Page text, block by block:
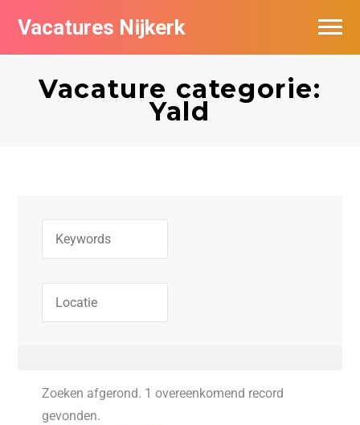
Vacatures Nijkerk
Vacature categorie:
Yald
Zoeken afgerond. 1 overeenkomend record
gevonden.